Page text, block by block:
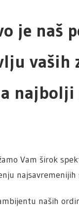
je naš
vaših
Vam širok
naših